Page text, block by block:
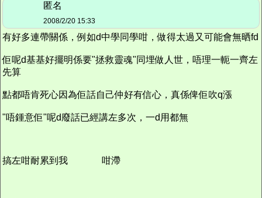
匿名
2008/2/20 15:33
有好多連帶關係，例如d中學同學咁，做得太過又可能會無晒fd
佢呢d基基好擺明係要"拯救靈魂"同埋做人世，唔理一軛一齊左
先算
點都唔肯死心因為佢話自己仲好有信心，真係俾佢吹q漲
"唔鍾意佢"呢d廢話已經講左多次，一d用都無
搞左咁耐累到我 咁滯